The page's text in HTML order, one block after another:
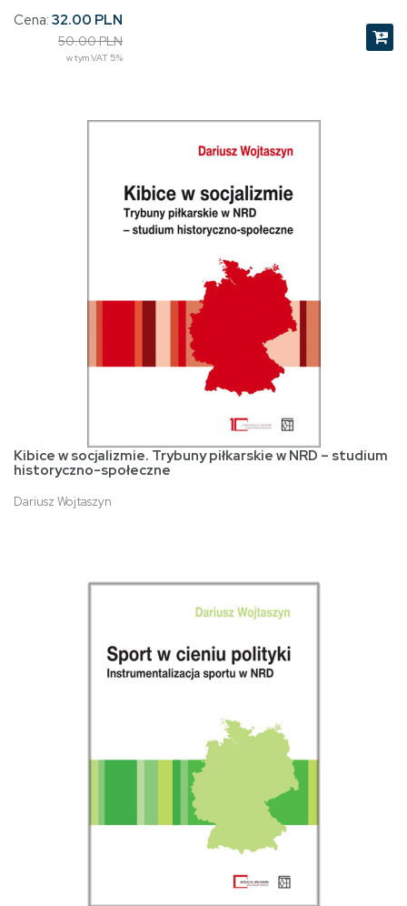
Cena: 32.00 PLN
50.00 PLN
w tym VAT 5%
Kibice w socjalizmie. Trybuny piłkarskie w NRD – studium
historyczno-społeczne
Dariusz Wojtaszyn